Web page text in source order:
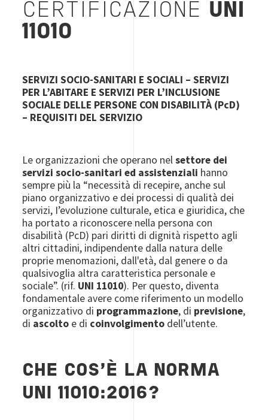
CERTIFICAZIONE UNI
11010
SERVIZI SOCIO-SANITARI E SOCIALI – SERVIZI
PER L’ABITARE E SERVIZI PER L’INCLUSIONE
SOCIALE DELLE PERSONE CON DISABILITÀ (PcD)
– REQUISITI DEL SERVIZIO
Le organizzazioni che operano nelsettore dei
servizi socio-sanitari ed assistenziali hanno
sempre più la “necessità di recepire, anche sul
piano organizzativo e dei processi di qualità dei
servizi, I’evoluzione culturale, etica e giuridica, che
ha portato a riconoscere nella persona con
disabilità (PcD) pari diritti di dignità rispetto agli
altri cittadini, indipendente dalla natura delle
proprie menomazioni, dall'età, dal genere o da
qualsivoglia altra caratteristica personale e
sociale”. (rif. UNI 11010). Per questo, diventa
fondamentale avere come riferimento un modello
organizzativo di programmazione, di previsione,
di ascolto e di coinvolgimento dell’utente.
CHE COS'È LA NORMA
UNI 11010:2016?